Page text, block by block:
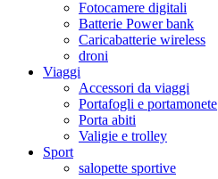
Fotocamere digitali
Batterie Power bank
Caricabatterie wireless
droni
Viaggi
Accessori da viaggi
Portafogli e portamonete
Porta abiti
Valigie e trolley
Sport
salopette sportive